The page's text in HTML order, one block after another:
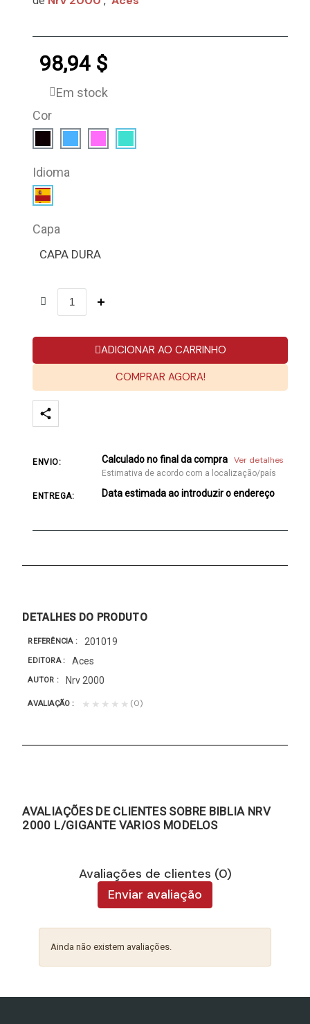
98,94 $
Em stock
Cor
Idioma
Capa
CAPA DURA
ADICIONAR AO CARRINHO
COMPRAR AGORA!
ENVIO: Calculado no final da compra Ver detalhes
Estimativa de acordo com a localização/país
ENTREGA: Data estimada ao introduzir o endereço
DETALHES DO PRODUTO
REFERÊNCIA 201019
EDITORA Aces
AUTOR Nrv 2000
AVALIAÇÃO ★★★★★ (0)
AVALIAÇÕES DE CLIENTES SOBRE BIBLIA NRV
2000 L/GIGANTE VARIOS MODELOS
Avaliações de clientes (0)
Enviar avaliação
Ainda não existem avaliações.